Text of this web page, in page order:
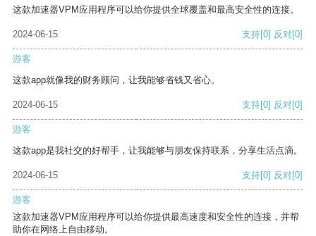
这款加速器VPM应用程序可以给你提供全球覆盖和最高安全性的连接。
2024-06-15 支持[0] 反对[0]
游客
这款app就像我的财务顾问，让我能够省钱又省心。
2024-06-15 支持[0] 反对[0]
游客
这款app是我社交的好帮手，让我能够与朋友保持联系，分享生活点滴。
2024-06-15 支持[0] 反对[0]
游客
这款加速器VPM应用程序可以给你提供最高速度和安全性的连接，并帮
助你在网络上自由移动。